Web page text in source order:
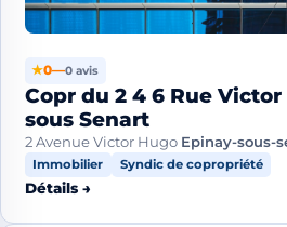
★0—0 avis
Copr du 2 4 6 Rue
sous Senart
2 Avenue Victor Hugo Epinay-sous-
Immobilier Syndic de copropriété
Détails →